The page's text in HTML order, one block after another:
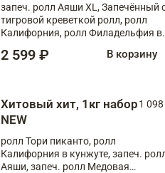
запеч. ролл Аяши XL, Запечённый
тигровой креветкой ролл, ролл
Калифорния, ролл Филадельфия в
запеч. ролл Моцарелломания, ролл
2 599 ₽ В корзину
Хитовый хит, 1кг набор
NEW
1 098
ролл Тори пиканто, ролл
Калифорния в кунжуте, запеч.
Аяши, запеч. ролл Медовая